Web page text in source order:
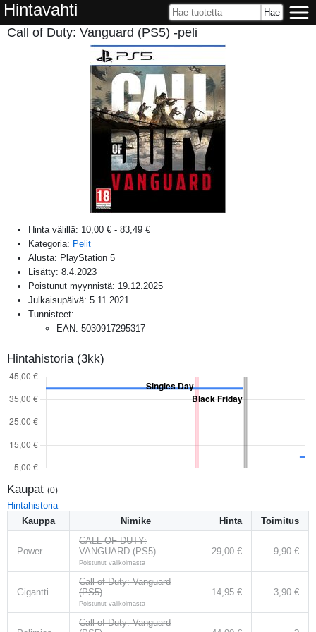
Hintavahti
Call of Duty: Vanguard (PS5) -peli
Hinta välillä: 10,00 € - 83,49 €
Kategoria: Pelit
Alusta: PlayStation 5
Lisätty: 8.4.2023
Poistunut myynnistä: 19.12.2025
Julkaisupäivä: 5.11.2021
Tunnisteet:
EAN: 5030917295317
Hintahistoria (3kk)
Kaupat (0)
Hintahistoria
Kauppa
Nimike Hinta Toimitus
Power
CALL OF DUTY:
VANGUARD (PS5)
Poistunut valikoimasta
29,00 € 9,90 €
Gigantti
Call of Duty: Vanguard
(PS5)
Poistunut valikoimasta
14,95 € 3,90 €
Call of Duty: Vanguard